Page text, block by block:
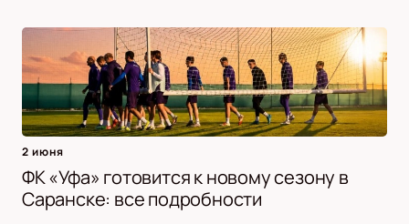
2 июня
ФК «Уфа» готовится к новому сезону в
Саранске: все подробности